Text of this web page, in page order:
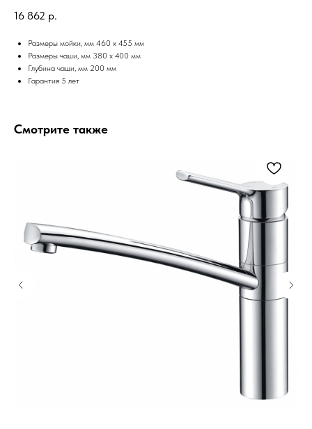
16 862 р.
Размеры мойки, мм 460 x 455 мм
Размеры чаши, мм 380 х 400 мм
Глубина чаши, мм 200 мм
Гарантия 5 лет
Смотрите также